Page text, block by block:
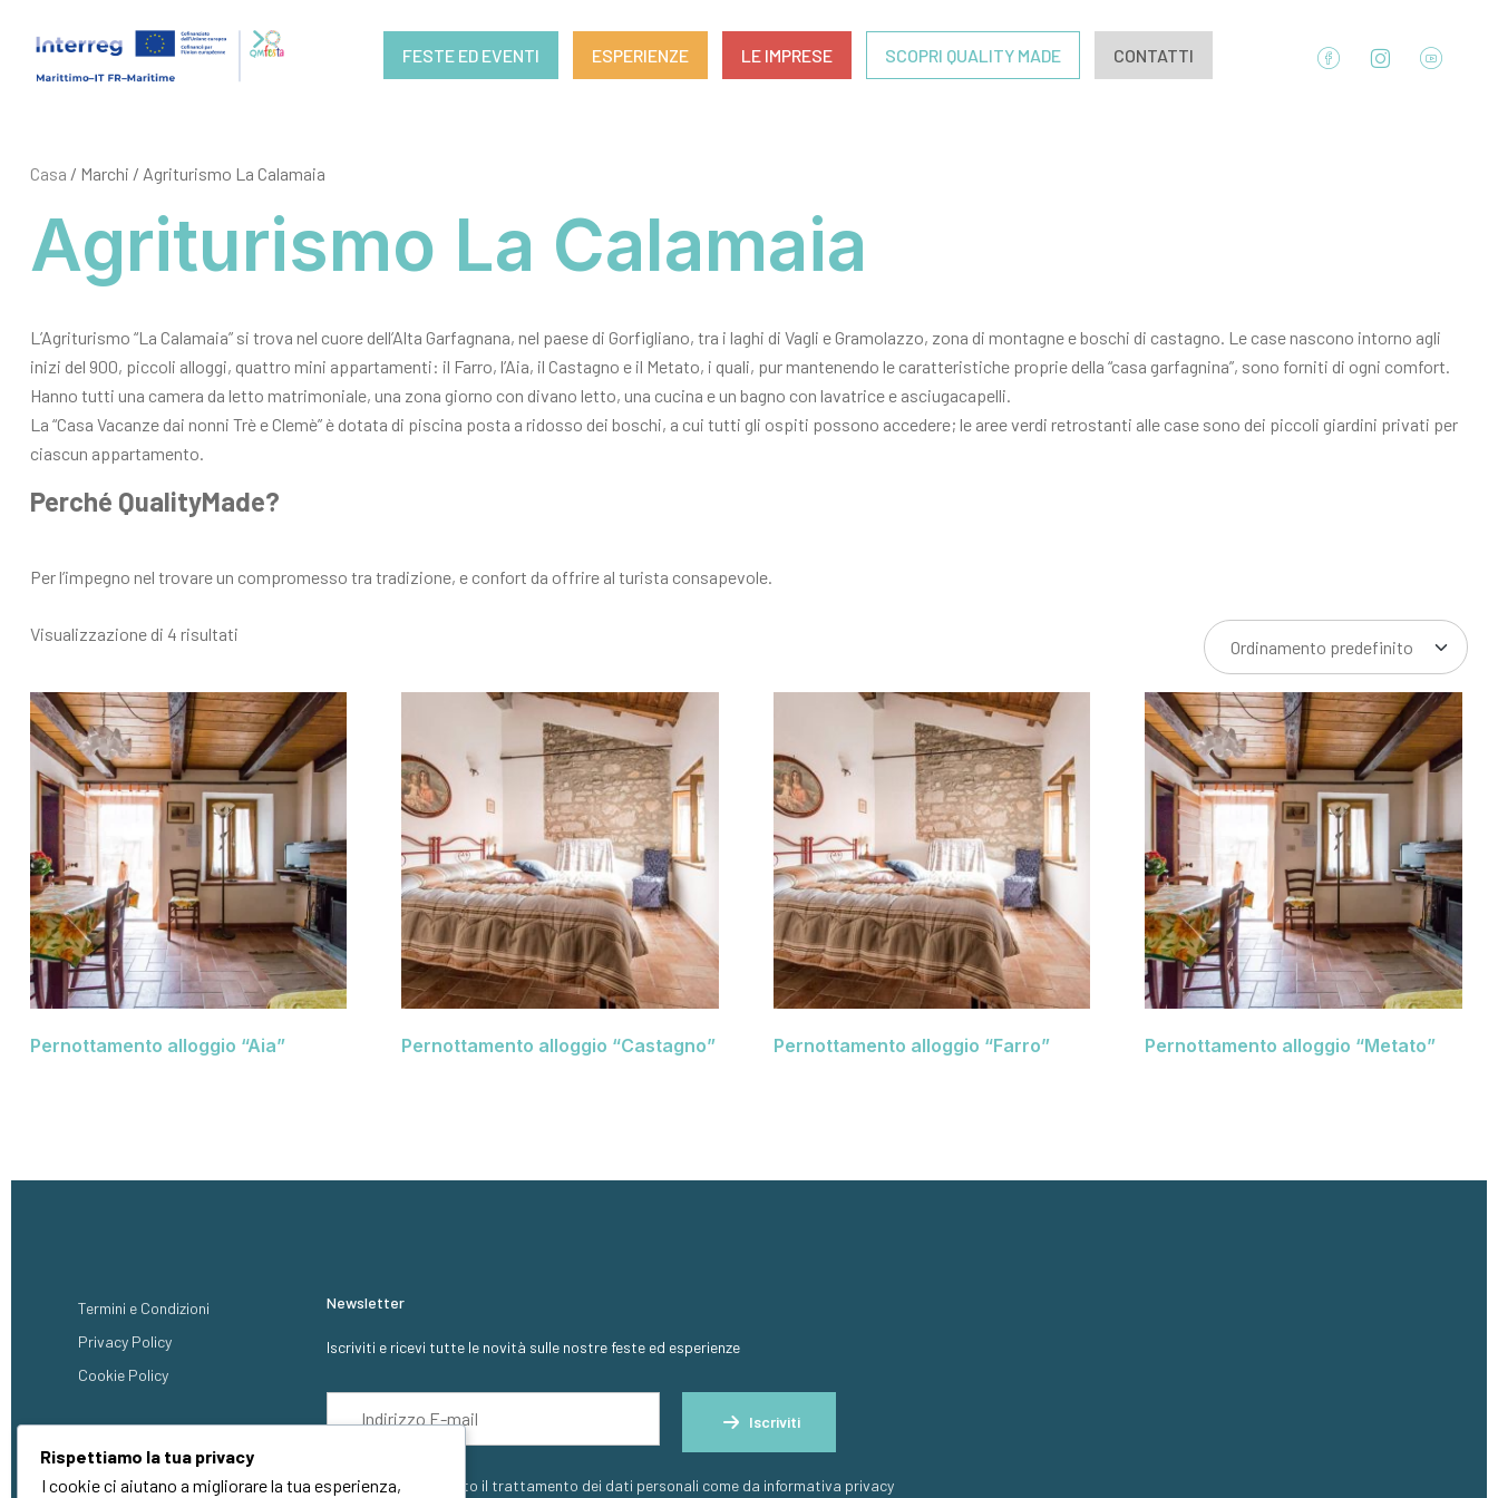
FESTE ED EVENTI ESPERIENZE LE IMPRESE SCOPRI QUALITY MADE CONTATTI
Casa / Marchi / Agriturismo La Calamaia
Agriturismo La Calamaia
L’Agriturismo “La Calamaia” si trova nel cuore dell’Alta Garfagnana, nel paese di Gorfigliano, tra i laghi di Vagli e Gramolazzo, zona di montagne e boschi di castagno. Le case nascono intorno agli
inizi del 900, piccoli alloggi, quattro mini appartamenti: il Farro, l’Aia, il Castagno e il Metato, i quali, pur mantenendo le caratteristiche proprie della “casa garfagnina”, sono forniti di ogni comfort.
Hanno tutti una camera da letto matrimoniale, una zona giorno con divano letto, una cucina e un bagno con lavatrice e asciugacapelli.
La “Casa Vacanze dai nonni Trè e Clemè” è dotata di piscina posta a ridosso dei boschi, a cui tutti gli ospiti possono accedere; le aree verdi retrostanti alle case sono dei piccoli giardini privati per
ciascun appartamento.
Perché QualityMade?
Per l’impegno nel trovare un compromesso tra tradizione, e confort da offrire al turista consapevole.
Visualizzazione di 4 risultati
Pernottamento alloggio “Aia” Pernottamento alloggio “Castagno” Pernottamento alloggio “Farro” Pernottamento alloggio “Metato”
Termini e Condizioni
Privacy Policy
Cookie Policy
Newsletter
Iscriviti e ricevi tutte le novità sulle nostre feste ed esperienze
Iscriviti
Ho letto ed accetto il trattamento dei dati personali come da informativa privacy
Rispettiamo la tua privacy
I cookie ci aiutano a migliorare la tua esperienza,